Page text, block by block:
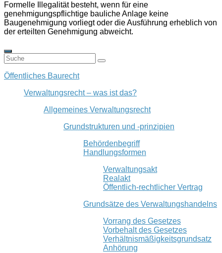
Formelle Illegalität besteht, wenn für eine
genehmigungspflichtige bauliche Anlage keine
Baugenehmigung vorliegt oder die Ausführung erheblich von
der erteilten Genehmigung abweicht.
Öffentliches Baurecht
Verwaltungsrecht – was ist das?
Allgemeines Verwaltungsrecht
Grundstrukturen und -prinzipien
Behördenbegriff
Handlungsformen
Verwaltungsakt
Realakt
Öffentlich-rechtlicher Vertrag
Grundsätze des Verwaltungshandelns
Vorrang des Gesetzes
Vorbehalt des Gesetzes
Verhältnismäßigkeitsgrundsatz
Anhörung